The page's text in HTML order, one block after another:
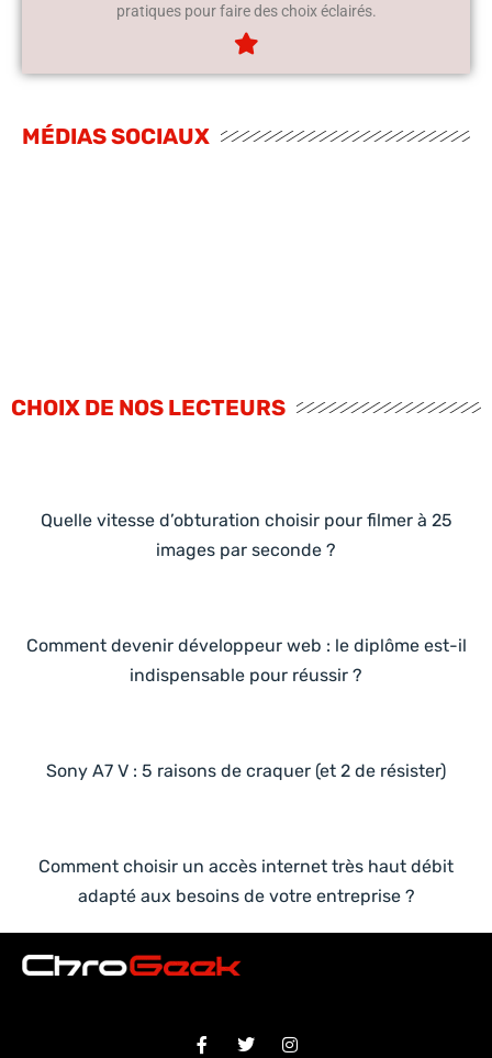
pratiques pour faire des choix éclairés.
MÉDIAS SOCIAUX
CHOIX DE NOS LECTEURS
Quelle vitesse d’obturation choisir pour filmer à 25
images par seconde ?
Comment devenir développeur web : le diplôme est-il
indispensable pour réussir ?
Sony A7 V : 5 raisons de craquer (et 2 de résister)
Comment choisir un accès internet très haut débit
adapté aux besoins de votre entreprise ?